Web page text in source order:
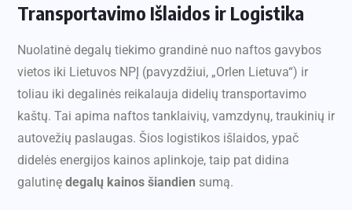
Transportavimo Išlaidos ir Logistika
Nuolatinė degalų tiekimo grandinė nuo naftos gavybos
vietos iki Lietuvos NPĮ (pavyzdžiui, „Orlen Lietuva“) ir
toliau iki degalinės reikalauja didelių transportavimo
kaštų. Tai apima naftos tanklaivių, vamzdynų, traukinių ir
autovežių paslaugas. Šios logistikos išlaidos, ypač
didelės energijos kainos aplinkoje, taip pat didina
galutinę degalų kainos šiandien sumą.